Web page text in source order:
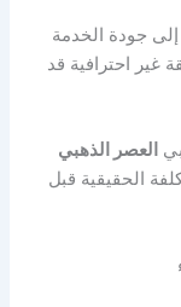
جودة الخدمة
غير احترافية قد
العصر الذهبي
الحقيقية قبل